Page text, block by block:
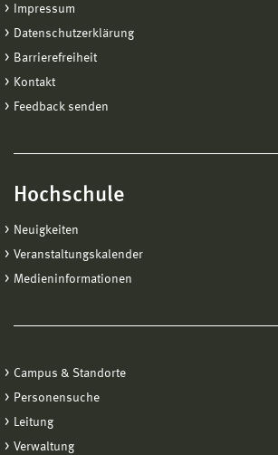
Impressum
Datenschutzerklärung
Barrierefreiheit
Kontakt
Feedback senden
Hochschule
Neuigkeiten
Veranstaltungskalender
Medieninformationen
Campus & Standorte
Personensuche
Leitung
Verwaltung